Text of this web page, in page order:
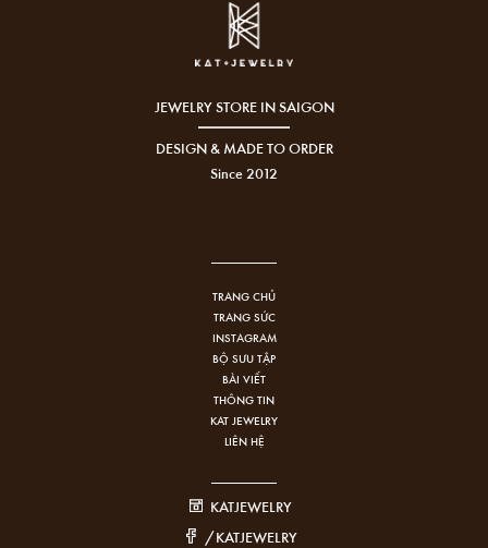
JEWELRY STORE IN SAIGON
DESIGN & MADE TO ORDER
Since 2012
TRANG CHỦ
TRANG SỨC
INSTAGRAM
BỘ SƯU TẬP
BÀI VIẾT
THÔNG TIN
KAT JEWELRY
LIÊN HỆ
KATJEWELRY
/KATJEWELRY